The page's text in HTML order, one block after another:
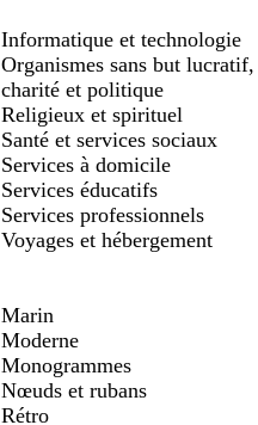
Informatique et technologie
Organismes sans but lucratif,
charité et politique
Religieux et spirituel
Santé et services sociaux
Services à domicile
Services éducatifs
Services professionnels
Voyages et hébergement
Marin
Moderne
Monogrammes
Nœuds et rubans
Rétro